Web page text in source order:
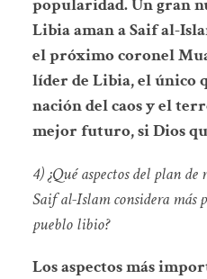
popularidad. Un gran
Libia aman a Saif al-
el próximo coronel
líder de Libia, el único
nación del caos y el
mejor futuro, si Dios
4) ¿Qué aspectos del plan
Saif al-Islam considera más
pueblo libio?
Los aspectos más